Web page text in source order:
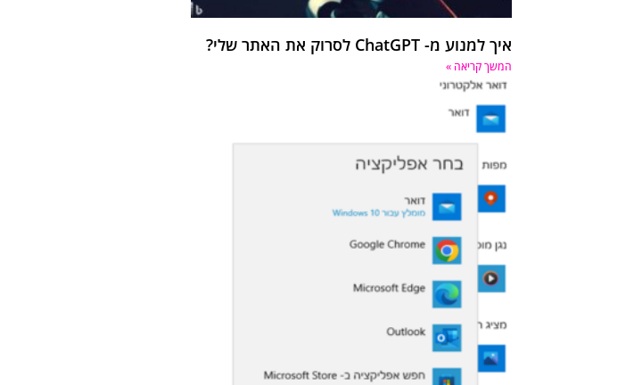
איך למנוע מ- ChatGPT לסרוק את האתר שלי?
המשך קריאה »